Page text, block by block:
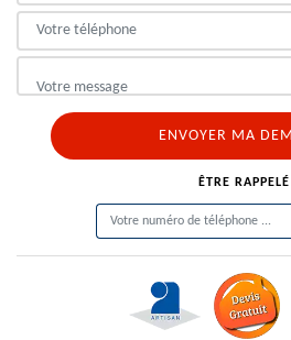
ÊTRE RAPPELÉ